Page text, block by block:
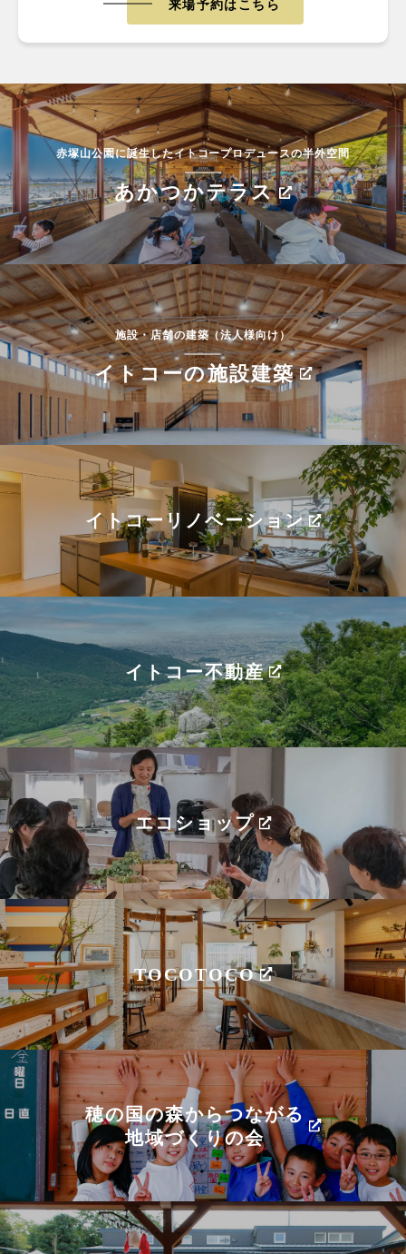
来場予約はこちら
赤塚山公園に誕生したイトコープロデュースの半外空間
あかつかテラス
施設・店舗の建築（法人様向け）
イトコーの施設建築
イトコーリノベーション
イトコー不動産
エコショップ
TOCOTOCO
穂の国の森からつながる
地域づくりの会